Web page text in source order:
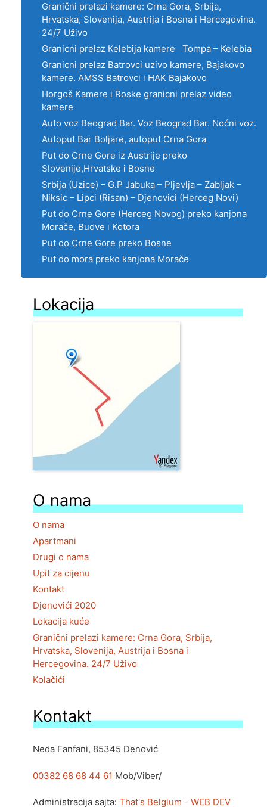
Granični prelazi kamere: Crna Gora, Srbija,
Hrvatska, Slovenija, Austrija i Bosna i Hercegovina.
24/7 Uživo
Granicni prelaz Kelebija kamere Tompa – Kelebia
Granicni prelaz Batrovci uzivo kamere, Bajakovo
kamere. AMSS Batrovci i HAK Bajakovo
Horgoš Kamere i Roske granicni prelaz video
kamere
Auto voz Beograd Bar. Voz Beograd Bar. Noćni voz.
Autoput Bar Boljare, autoput Crna Gora
Put do Crne Gore iz Austrije preko
Slovenije,Hrvatske i Bosne
Srbija (Uzice) – G.P Jabuka – Pljevlja – Zabljak –
Niksic – Lipci (Risan) – Djenovici (Herceg Novi)
Put do Crne Gore (Herceg Novog) preko kanjona
Morače, Budve i Kotora
Put do Crne Gore preko Bosne
Put do mora preko kanjona Morače
Lokacija
O nama
O nama
Apartmani
Drugi o nama
Upit za cijenu
Kontakt
Djenovići 2020
Lokacija kuće
Granični prelazi kamere: Crna Gora, Srbija,
Hrvatska, Slovenija, Austrija i Bosna i
Hercegovina. 24/7 Uživo
Kolačići
Kontakt
Neda Fanfani, 85345 Đenović
00382 68 68 44 61 Mob/Viber/
Administracija sajta: That's Belgium - WEB DEV